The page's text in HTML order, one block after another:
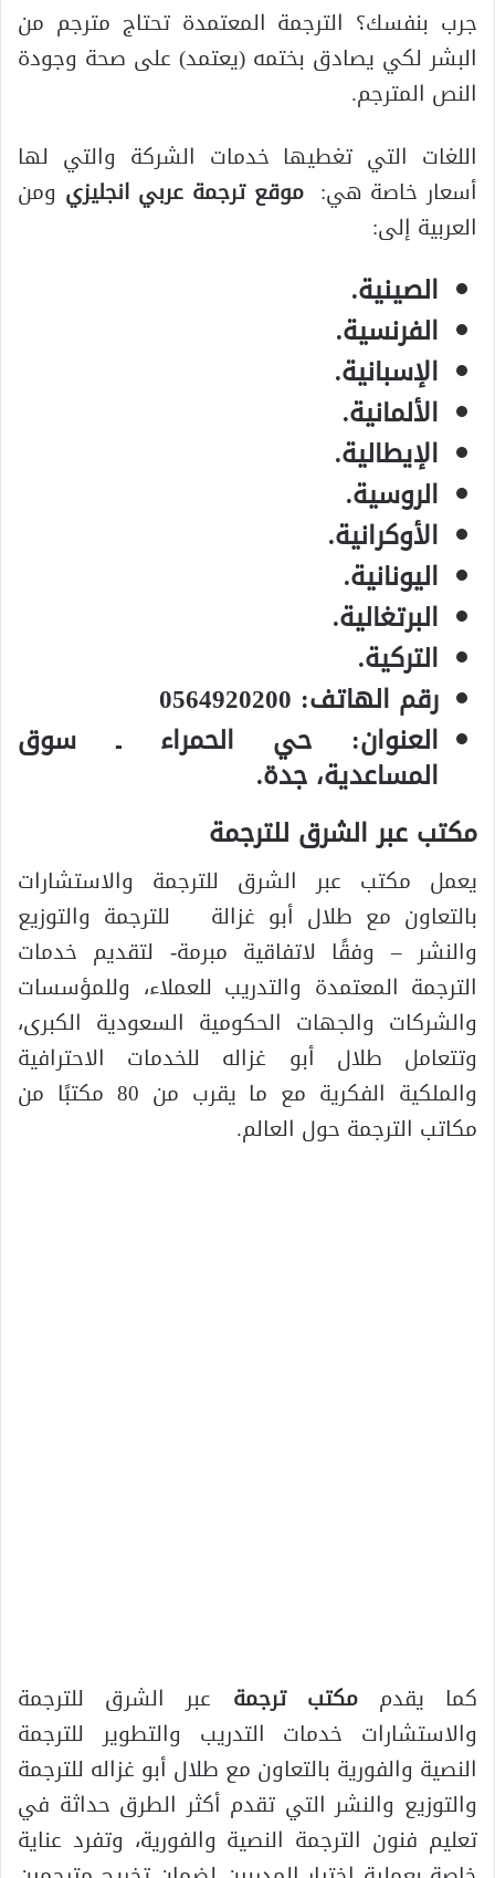
جرب بنفسك؟ الترجمة المعتمدة تحتاج مترجم من
البشر لكي يصادق بختمه (يعتمد) على صحة وجودة
النص المترجم.
اللغات التي تغطيها خدمات الشركة والتي لها
أسعار خاصة هي:موقع ترجمة عربي انجليزي ومن
العربية إلى:
الصينية.
الفرنسية.
الإسبانية.
الألمانية.
الإيطالية.
الروسية.
الأوكرانية.
اليونانية.
البرتغالية.
التركية.
رقم الهاتف: 0564920200
العنوان: حي الحمراء ـ سوق
المساعدية، جدة.
مكتب عبر الشرق للترجمة
يعمل مكتب عبر الشرق للترجمة والاستشارات
بالتعاون مع طلال أبو غزالة للترجمة والتوزيع
والنشر – وفقًا لاتفاقية مبرمة- لتقديم خدمات
الترجمة المعتمدة والتدريب للعملاء، وللمؤسسات
والشركات والجهات الحكومية السعودية الكبرى،
وتتعامل طلال أبو غزاله للخدمات الاحترافية
والملكية الفكرية مع ما يقرب من 80 مكتبًا من
مكاتب الترجمة حول العالم.
كما يقدممكتب ترجمة عبر الشرق للترجمة
والاستشارات خدمات التدريب والتطوير للترجمة
النصية والفورية بالتعاون مع طلال أبو غزاله للترجمة
والتوزيع والنشر التي تقدم أكثر الطرق حداثة في
تعليم فنون الترجمة النصية والفورية، وتفرد عناية